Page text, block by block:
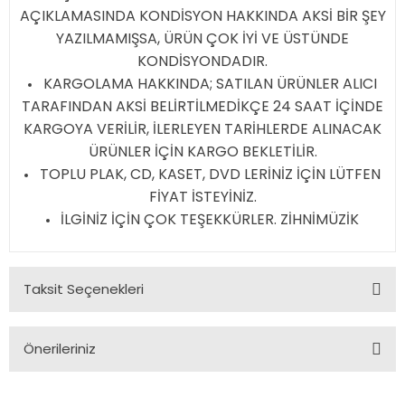
AÇIKLAMASINDA KONDİSYON HAKKINDA AKSİ BİR ŞEY
YAZILMAMIŞSA, ÜRÜN ÇOK İYİ VE ÜSTÜNDE
KONDİSYONDADIR.
KARGOLAMA HAKKINDA; SATILAN ÜRÜNLER ALICI
TARAFINDAN AKSİ BELİRTİLMEDİKÇE 24 SAAT İÇİNDE
KARGOYA VERİLİR, İLERLEYEN TARİHLERDE ALINACAK
ÜRÜNLER İÇİN KARGO BEKLETİLİR.
TOPLU PLAK, CD, KASET, DVD LERİNİZ İÇİN LÜTFEN
FİYAT İSTEYİNİZ.
İLGİNİZ İÇİN ÇOK TEŞEKKÜRLER. ZİHNİMÜZİK
Taksit Seçenekleri
Önerileriniz